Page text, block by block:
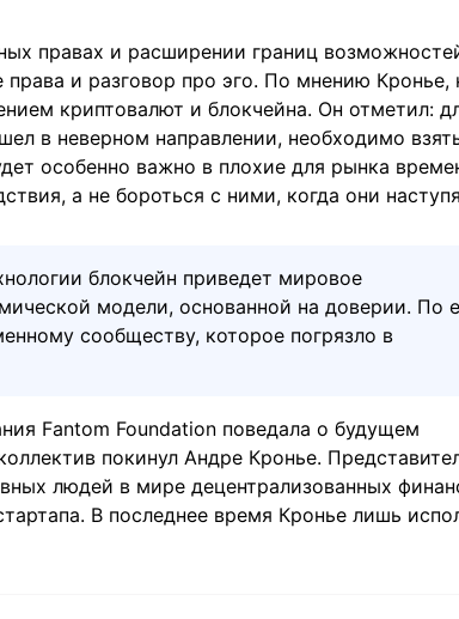
правах и расширении границ
и разговор про эго. По мнению Кронье,
криптовалют и блокчейна. Он отметил:
в неверном направлении, необходимо
особенно важно в плохие для рынка
а не бороться с ними, когда они
блокчейн приведет мировое
модели, основанной на доверии. По
сообществу, которое погрязло в
Fantom Foundation поведала о будущем
покинул Андре Кронье.
людей в мире децентрализованных
В последнее время Кронье лишь